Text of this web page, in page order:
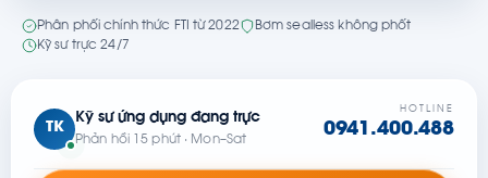
Phân phối chính thức FTI từ 2022
Bơm sealless không phốt
Kỹ sư trực 24/7
TK
Kỹ sư ứng dụng đang trực
Phản hồi 15 phút · Mon–Sat
HOTLINE
0941.400.488